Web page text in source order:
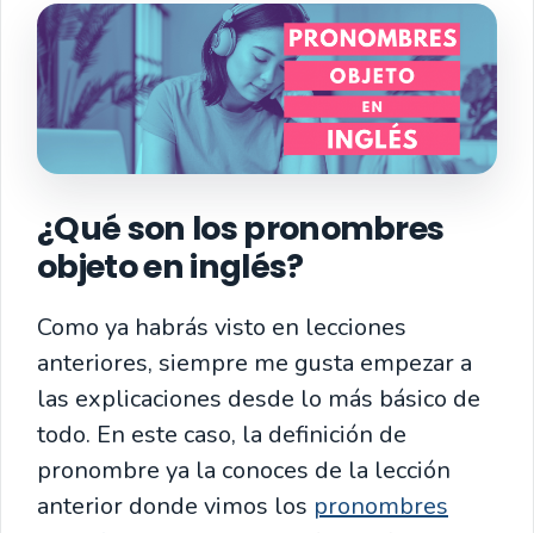
¿Qué son los pronombres
objeto en inglés?
Como ya habrás visto en lecciones
anteriores, siempre me gusta empezar a
las explicaciones desde lo más básico de
todo. En este caso, la definición de
pronombre ya la conoces de la lección
anterior donde vimos los pronombres